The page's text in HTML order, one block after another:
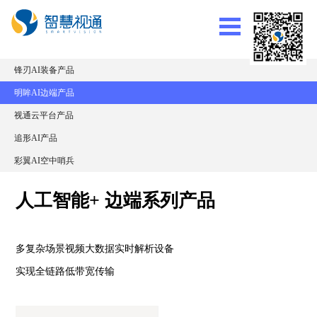
锋刃AI装备产品
明眸AI边端产品
视通云平台产品
追形AI产品
彩翼AI空中哨兵
人工智能+ 边端系列产品
多复杂场景视频大数据实时解析设备
实现全链路低带宽传输